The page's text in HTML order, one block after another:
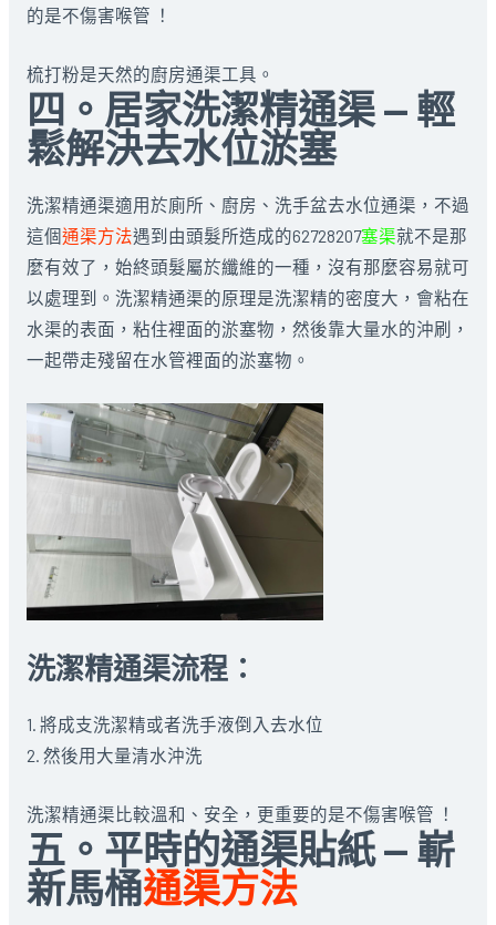
的是不傷害喉管 ！
梳打粉是天然的廚房通渠工具。
四。居家洗潔精通渠 — 輕
鬆解決去水位淤塞
洗潔精通渠適用於廁所、廚房、洗手盆去水位通渠，不過
這個通渠方法遇到由頭髮所造成的62728207塞渠就不是那
麼有效了，始終頭髮屬於纖維的一種，沒有那麼容易就可
以處理到。洗潔精通渠的原理是洗潔精的密度大，會粘在
水渠的表面，粘住裡面的淤塞物，然後靠大量水的沖刷，
一起帶走殘留在水管裡面的淤塞物。
洗潔精通渠流程：
1. 將成支洗潔精或者洗手液倒入去水位
2. 然後用大量清水沖洗
洗潔精通渠比較溫和、安全，更重要的是不傷害喉管 ！
五。平時的通渠貼紙 — 嶄
新馬桶通渠方法